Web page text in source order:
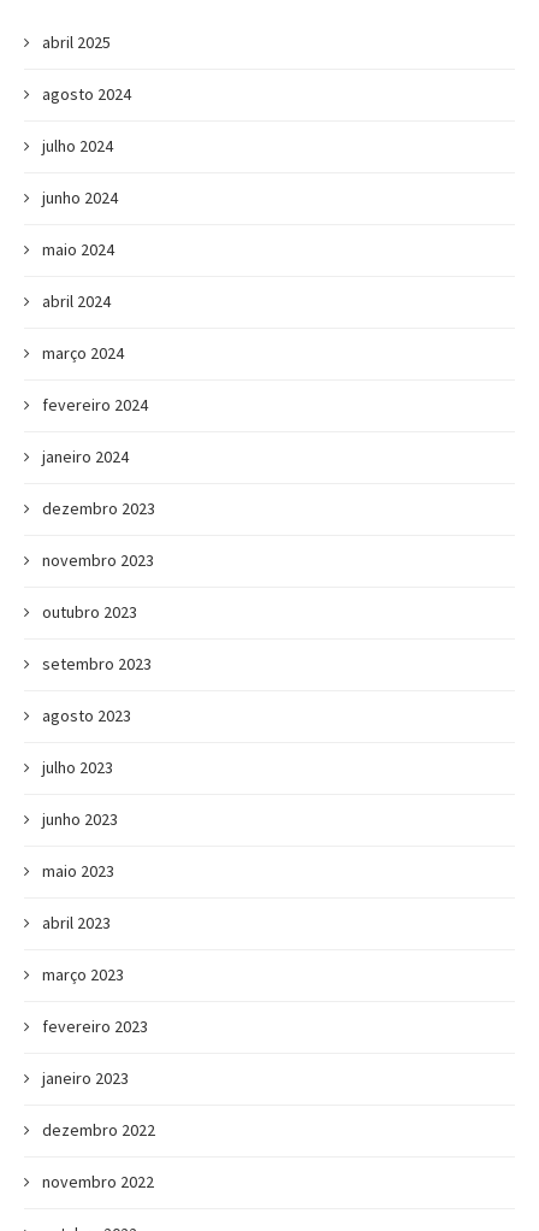
abril 2025
agosto 2024
julho 2024
junho 2024
maio 2024
abril 2024
março 2024
fevereiro 2024
janeiro 2024
dezembro 2023
novembro 2023
outubro 2023
setembro 2023
agosto 2023
julho 2023
junho 2023
maio 2023
abril 2023
março 2023
fevereiro 2023
janeiro 2023
dezembro 2022
novembro 2022